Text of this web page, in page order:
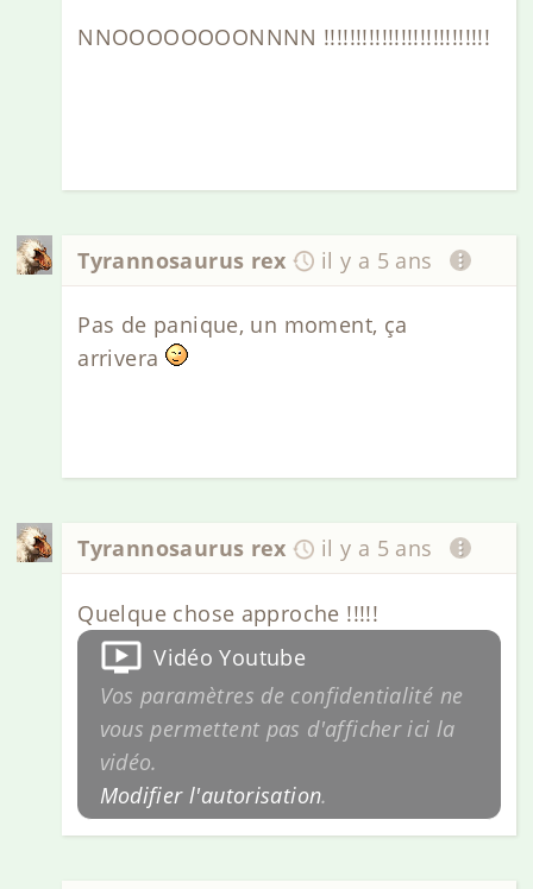
NNOOOOOOOONNNN !!!!!!!!!!!!!!!!!!!!!!!!!!
Tyrannosaurus rex il y a 5 ans
Pas de panique, un moment, ça
arrivera
Tyrannosaurus rex il y a 5 ans
Quelque chose approche !!!!!
Vidéo Youtube
Vos paramètres de confidentialité ne
vous permettent pas d'afficher ici la
vidéo.
Modifier l'autorisation.